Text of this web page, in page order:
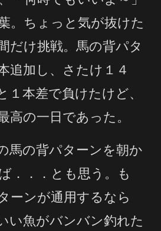
。ちょっと気が抜けた
だけ挑戦。馬の背パタ
追加し、さたけ１４
１本差で負けたけど、
高の一日であった。
馬の背パターンを朝か
．．．とも思う。も
ーンが通用するなら
い魚がバンバン釣れた